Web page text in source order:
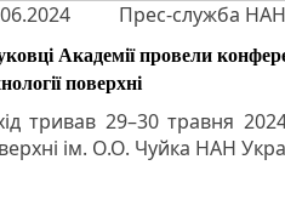
Прес-служба
Академії провели
поверхні
тривав 29–30 травня 2024
ім. О.О. Чуйка НАН